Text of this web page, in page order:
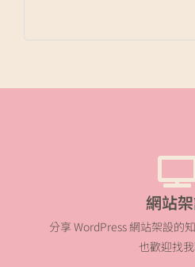
網站
分享 WordPress 網站架設的
也歡迎找